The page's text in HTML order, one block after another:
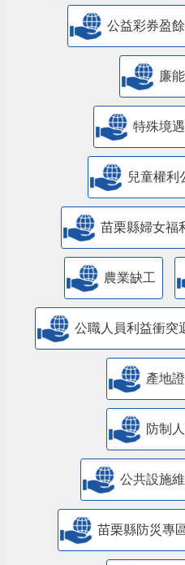
公益彩券盈
廉
特殊境
兒童權利
苗栗縣婦女福
農業缺工
公職人員利益衝突
產地
防制
公共設施
苗栗縣防災專